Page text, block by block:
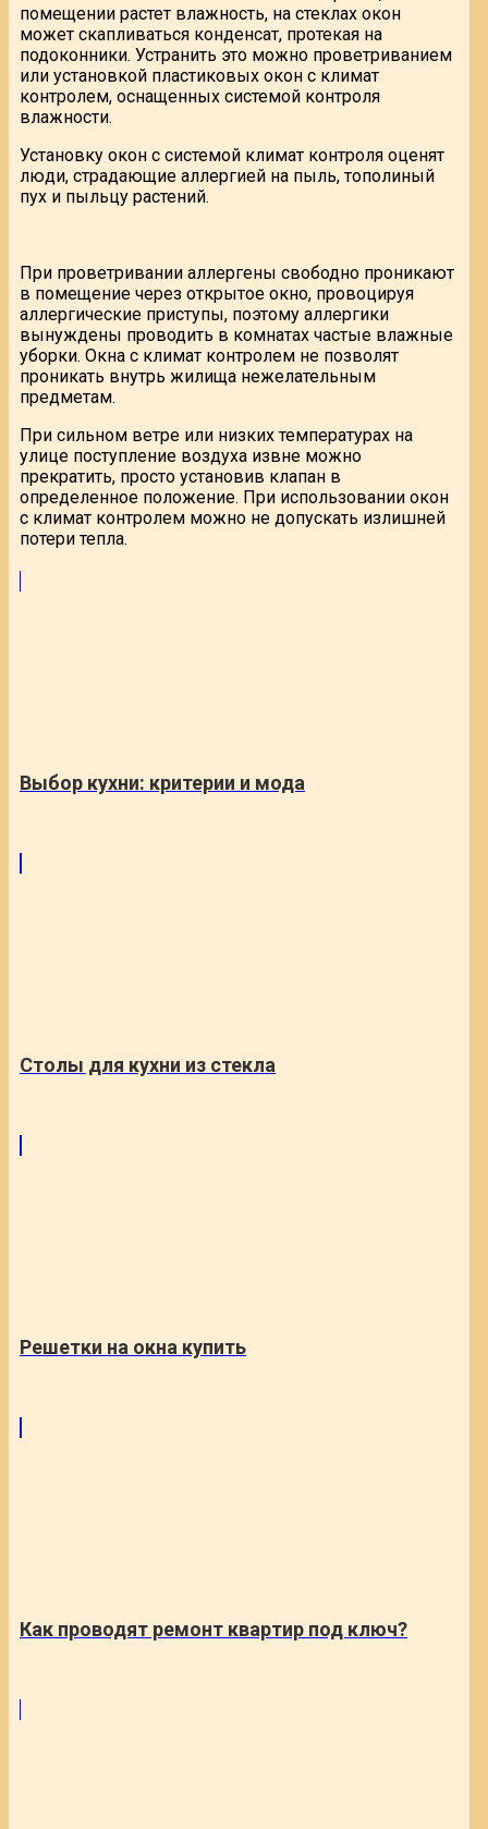
помещении растет влажность, на стеклах окон
может скапливаться конденсат, протекая на
подоконники. Устранить это можно проветриванием
или установкой пластиковых окон с климат
контролем, оснащенных системой контроля
влажности.
Установку окон с системой климат контроля оценят
люди, страдающие аллергией на пыль, тополиный
пух и пыльцу растений.
При проветривании аллергены свободно проникают
в помещение через открытое окно, провоцируя
аллергические приступы, поэтому аллергики
вынуждены проводить в комнатах частые влажные
уборки. Окна с климат контролем не позволят
проникать внутрь жилища нежелательным
предметам.
При сильном ветре или низких температурах на
улице поступление воздуха извне можно
прекратить, просто установив клапан в
определенное положение. При использовании окон
с климат контролем можно не допускать излишней
потери тепла.
Выбор кухни: критерии и мода
Столы для кухни из стекла
Решетки на окна купить
Как проводят ремонт квартир под ключ?